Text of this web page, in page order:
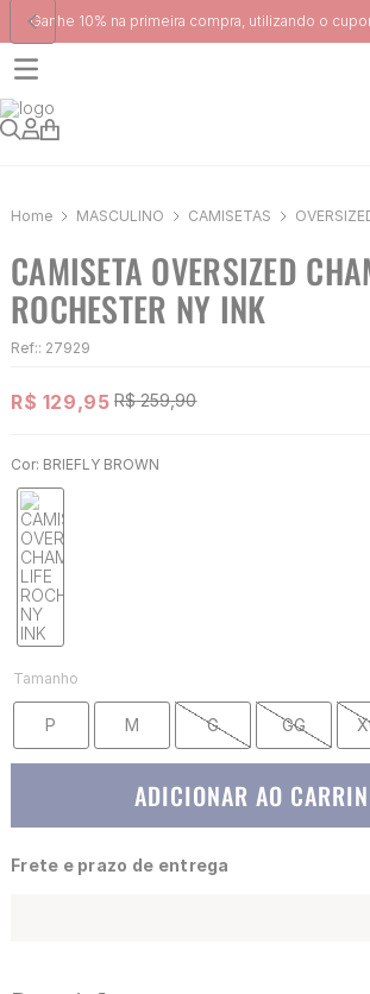
Frete Grátis para região Sudeste em pedidos
MASCULINO CAMISETAS
CAMISETA OVERSIZED
ROCHESTER NY INK
Ref:: 27929
R$ 129,95 R$ 259,90
Cor: BRIEFLY BROWN
Tamanho
P M G GG
ADICIONAR AO
Frete e prazo de entrega